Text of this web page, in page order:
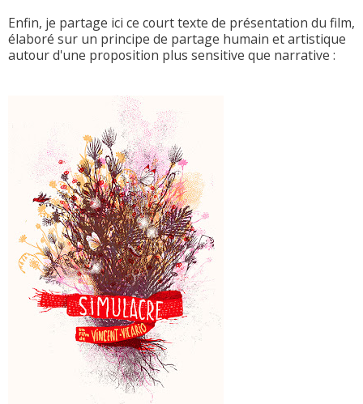
Enfin, je partage ici ce court texte de présentation du film,
élaboré sur un principe de partage humain et artistique
autour d'une proposition plus sensitive que narrative :